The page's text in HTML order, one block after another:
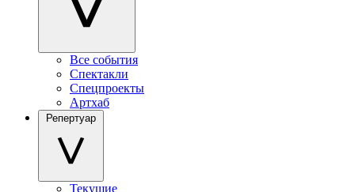
Все события
Спектакли
Спецпроекты
Артхаб
Репертуар
Текущие